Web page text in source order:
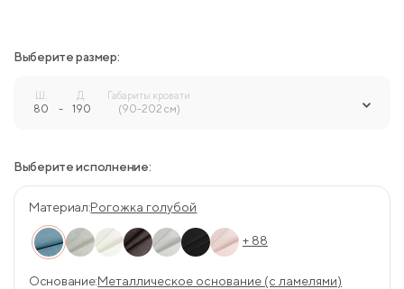
Выберите размер:
Ш.
80 -
Д.
190
Габариты кровати
(90-202 см)
Выберите исполнение:
Материал:Рогожка голубой
+ 88
Основание:Металлическое основание (с ламелями)